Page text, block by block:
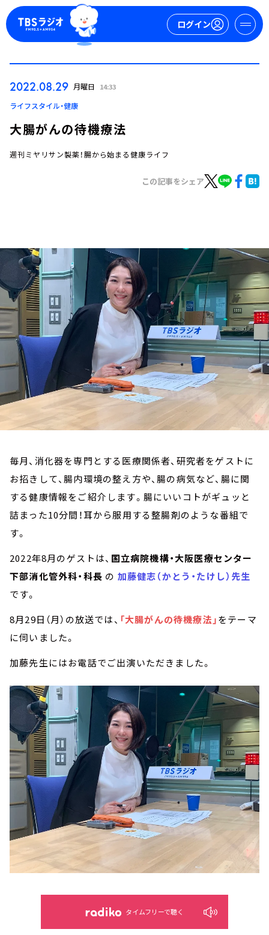
ログイン
ログイン
トピックス
TBS Podcast
お知らせ
イベント・グッズ
YouTube
会社情報
2022.08.29 月曜日 14:33
ライフスタイル・健康
大腸がんの待機療法
週刊ミヤリサン製薬！腸から始まる健康ライフ
この記事をシェア
毎月、消化器を専門とする医療関係者、研究者をゲストに
お招きして、腸内環境の整え方や、腸の病気など、腸に関
する健康情報をご紹介します。腸にいいコトがギュッと
詰まった10分間！耳から服用する整腸剤のような番組で
す。
2022年8月のゲストは、 国立病院機構・大阪医療センター
下部消化管外科・科長 の 加藤健志（かとう・たけし）先生
です。
8月29日（月）の放送では、 「大腸がんの待機療法」をテーマ
に伺いました。
加藤先生にはお電話でご出演いただきました。
タイムフリーで聴く